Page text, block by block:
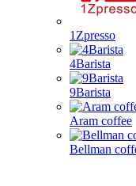
1Zpresso
4Barista
9Barista
Aram coffee
Bellman